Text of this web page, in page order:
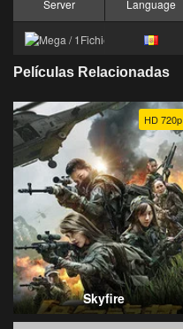
Server Language
Películas Relacionadas
HD 720p
Skyfire